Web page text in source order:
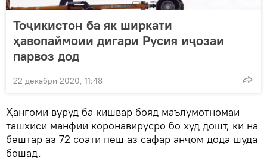
Тоҷикистон ба як ширкати
ҳавопаймоии дигари Русия иҷозаи
парвоз дод
22 декабри 2020, 11:48
Ҳангоми вуруд ба кишвар бояд маълумотномаи
ташхиси манфии коронавирусро бо худ дошт, ки на
бештар аз 72 соати пеш аз сафар анҷом дода шуда
бошад.